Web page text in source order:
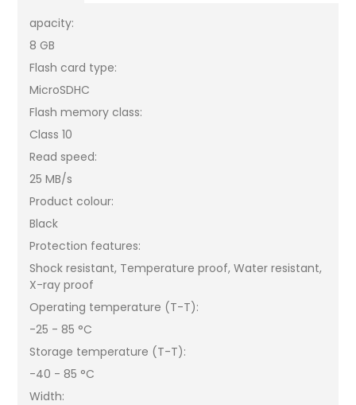
apacity:
8 GB
Flash card type:
MicroSDHC
Flash memory class:
Class 10
Read speed:
25 MB/s
Product colour:
Black
Protection features:
Shock resistant, Temperature proof, Water resistant,
X-ray proof
Operating temperature (T-T):
-25 - 85 °C
Storage temperature (T-T):
-40 - 85 °C
Width: